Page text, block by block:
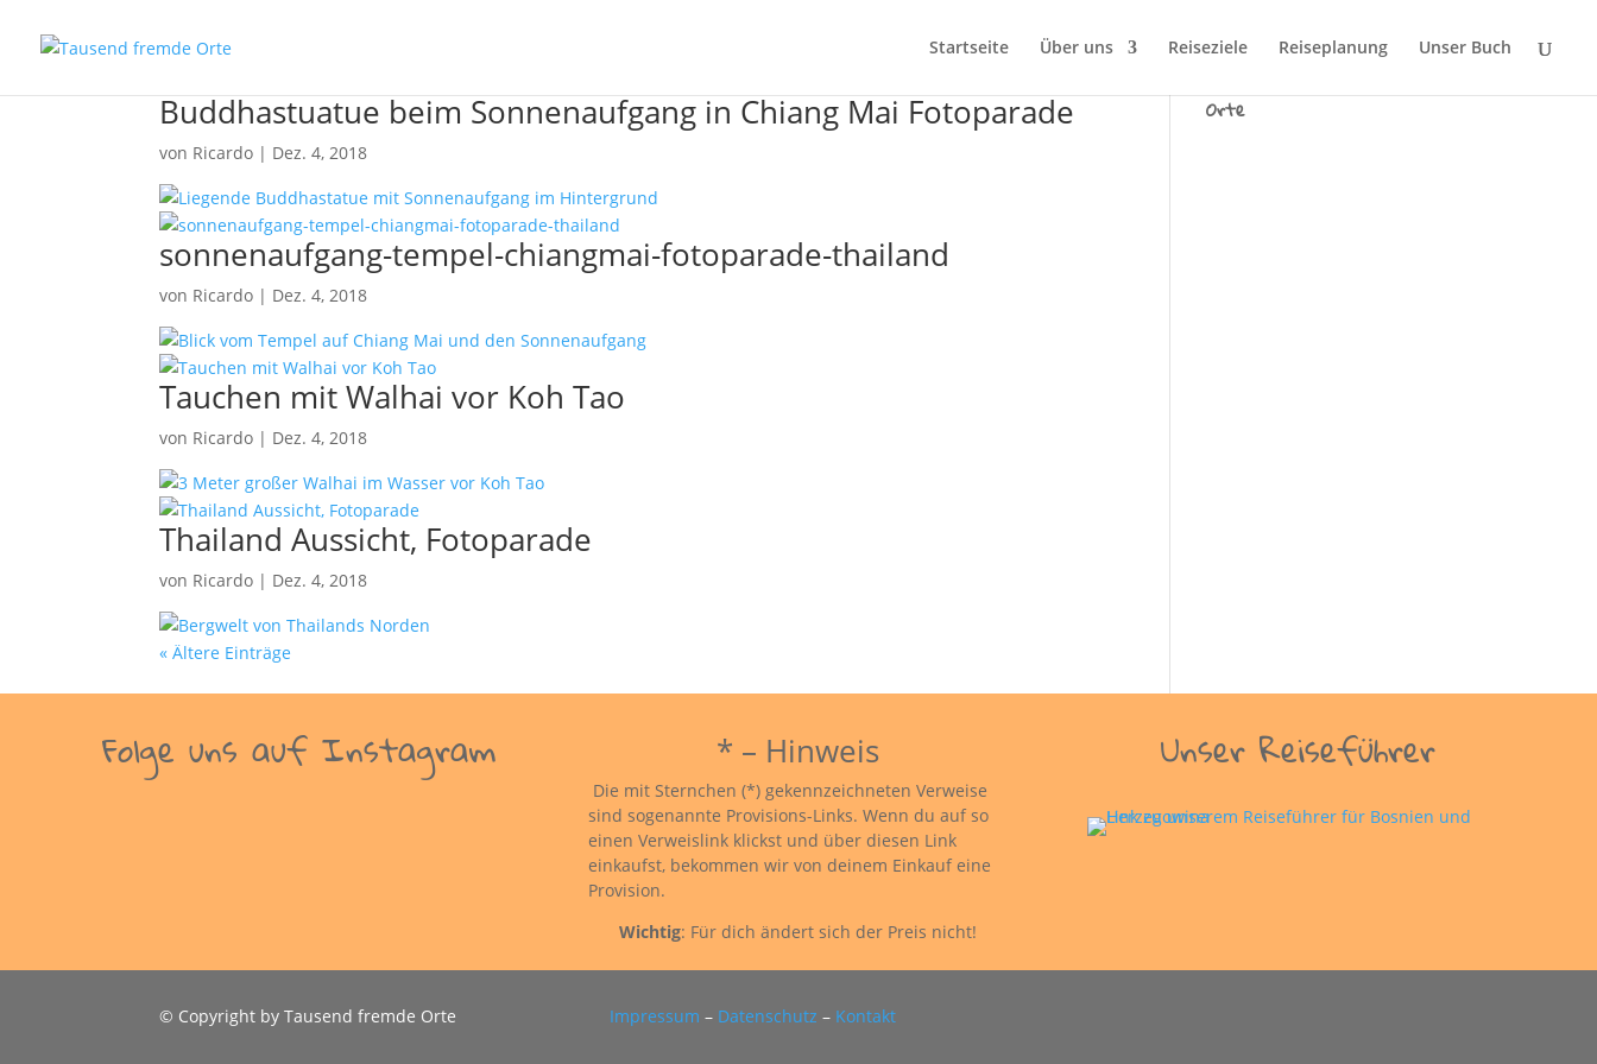
Startseite Über uns Reiseziele Reiseplanung Unser Buch
Buddhastuatue beim Sonnenaufgang in Chiang Mai Fotoparade
von Ricardo | Dez. 4, 2018
sonnenaufgang-tempel-chiangmai-fotoparade-thailand
von Ricardo | Dez. 4, 2018
Tauchen mit Walhai vor Koh Tao
von Ricardo | Dez. 4, 2018
Thailand Aussicht, Fotoparade
von Ricardo | Dez. 4, 2018
« Ältere Einträge
Orte
Folge uns auf Instagram * – Hinweis
Die mit Sternchen (*) gekennzeichneten Verweise
sind sogenannte Provisions-Links. Wenn du auf so
einen Verweislink klickst und über diesen Link
einkaufst, bekommen wir von deinem Einkauf eine
Provision.
Wichtig: Für dich ändert sich der Preis nicht!
Unser Reiseführer
© Copyright by Tausend fremde Orte Impressum – Datenschutz – Kontakt